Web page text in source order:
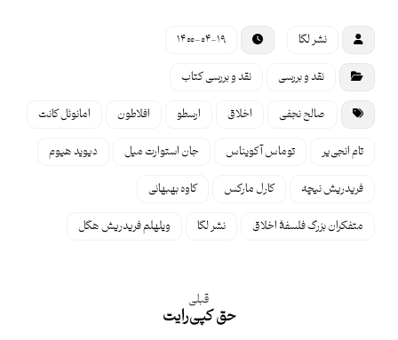
نشر لگا ۱۴۰۰-۰۴-۱۹
نقد و بررسی نقد و بررسی کتاب
‌ صالح نجفی اخلاق ارسطو افلاطون امانوئل کانت
تام انجی‌یر توماس آکویناس جان استوارت میل دیوید هیوم
فریدریش نیچه کارل مارکس کاوه بهبهانی
متفکران بزرگ فلسفۀ اخلاق نشر لگا ویلهلم فریدریش هگل
قبلی
حق کپی‌رایت